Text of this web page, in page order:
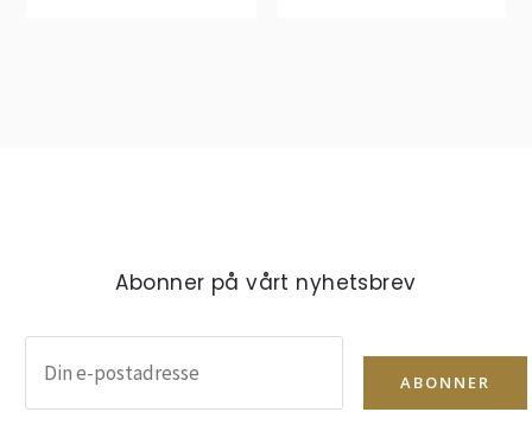
Abonner på vårt nyhetsbrev
ABONNER